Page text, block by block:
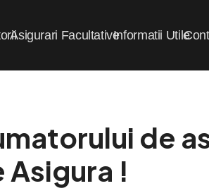
Asigurari FacultativeInformatii Utile
de
Asigura !